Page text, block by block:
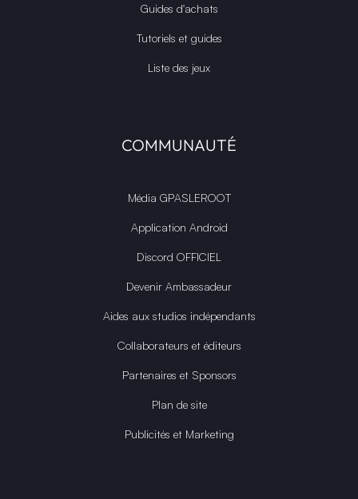
Guides d'achats
Tutoriels et guides
Liste des jeux
COMMUNAUTÉ
Média GPASLEROOT
Application Android
Discord OFFICIEL
Devenir Ambassadeur
Aides aux studios indépendants
Collaborateurs et éditeurs
Partenaires et Sponsors
Plan de site
Publicités et Marketing